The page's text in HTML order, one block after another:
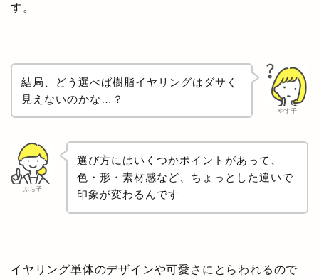
す。
やす子
結局、どう選べば樹脂イヤリングはダサく
見えないのかな…？
ぷち子
選び方にはいくつかポイントがあって、
色・形・素材感など、ちょっとした違いで
印象が変わるんです
イヤリング単体のデザインや可愛さにとらわれるので